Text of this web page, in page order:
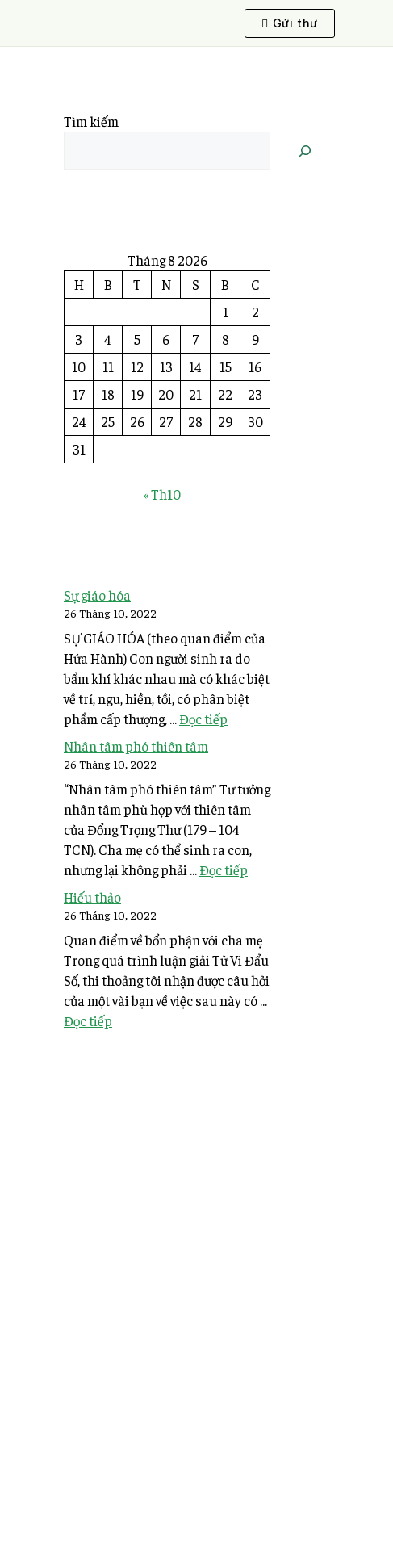
Gửi thư
Tìm kiếm
Tháng 8 2026
H
B T N S B
C
1
2
3
4 5 6 7 8
9
10
11 12 13 14 15
16
17
18 19 20 21 22
23
24
25 26 27 28 29
30
31
« Th10
Sự giáo hóa
26 Tháng 10, 2022
SỰ GIÁO HÓA (theo quan điểm của
Hứa Hành) Con người sinh ra do
bẩm khí khác nhau mà có khác biệt
về trí, ngu, hiền, tồi, có phân biệt
phẩm cấp thượng, ...Đọc tiếp
Nhân tâm phó thiên tâm
26 Tháng 10, 2022
“Nhân tâm phó thiên tâm” Tư tưởng
nhân tâm phù hợp với thiên tâm
của Đổng Trọng Thư (179 – 104
TCN). Cha mẹ có thể sinh ra con,
nhưng lại không phải ...Đọc tiếp
Hiếu thảo
26 Tháng 10, 2022
Quan điểm về bổn phận với cha mẹ
Trong quá trình luận giải Tử Vi Đẩu
Số, thi thoảng tôi nhận được câu hỏi
của một vài bạn về việc sau này có ...
Đọc tiếp